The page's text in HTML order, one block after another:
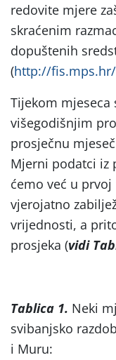
redovite mjere
skraćenim
dopuštenih
(http://
Tijekom
višegodišnjim
prosječnu
Mjerni podatci iz
ćemo već u
vjerojatno
vrijednosti, a
prosjeka (vidi
Tablica 1. Neki
svibanjsko
i Muru: